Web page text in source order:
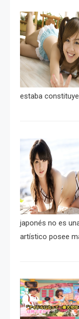
estaba
japonés no es
artístico posee